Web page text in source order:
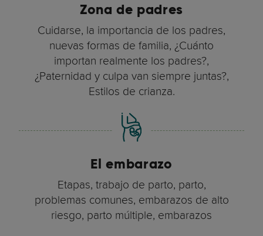
Zona de padres
Cuidarse, la importancia de los padres,
nuevas formas de familia, ¿Cuánto
importan realmente los padres?,
¿Paternidad y culpa van siempre juntas?,
Estilos de crianza.
El embarazo
Etapas, trabajo de parto, parto,
problemas comunes, embarazos de alto
riesgo, parto múltiple, embarazos